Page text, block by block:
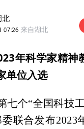
北
07:26 来自湖北
年科学家精神
单位入选
七个“全国科技
联合发布2023